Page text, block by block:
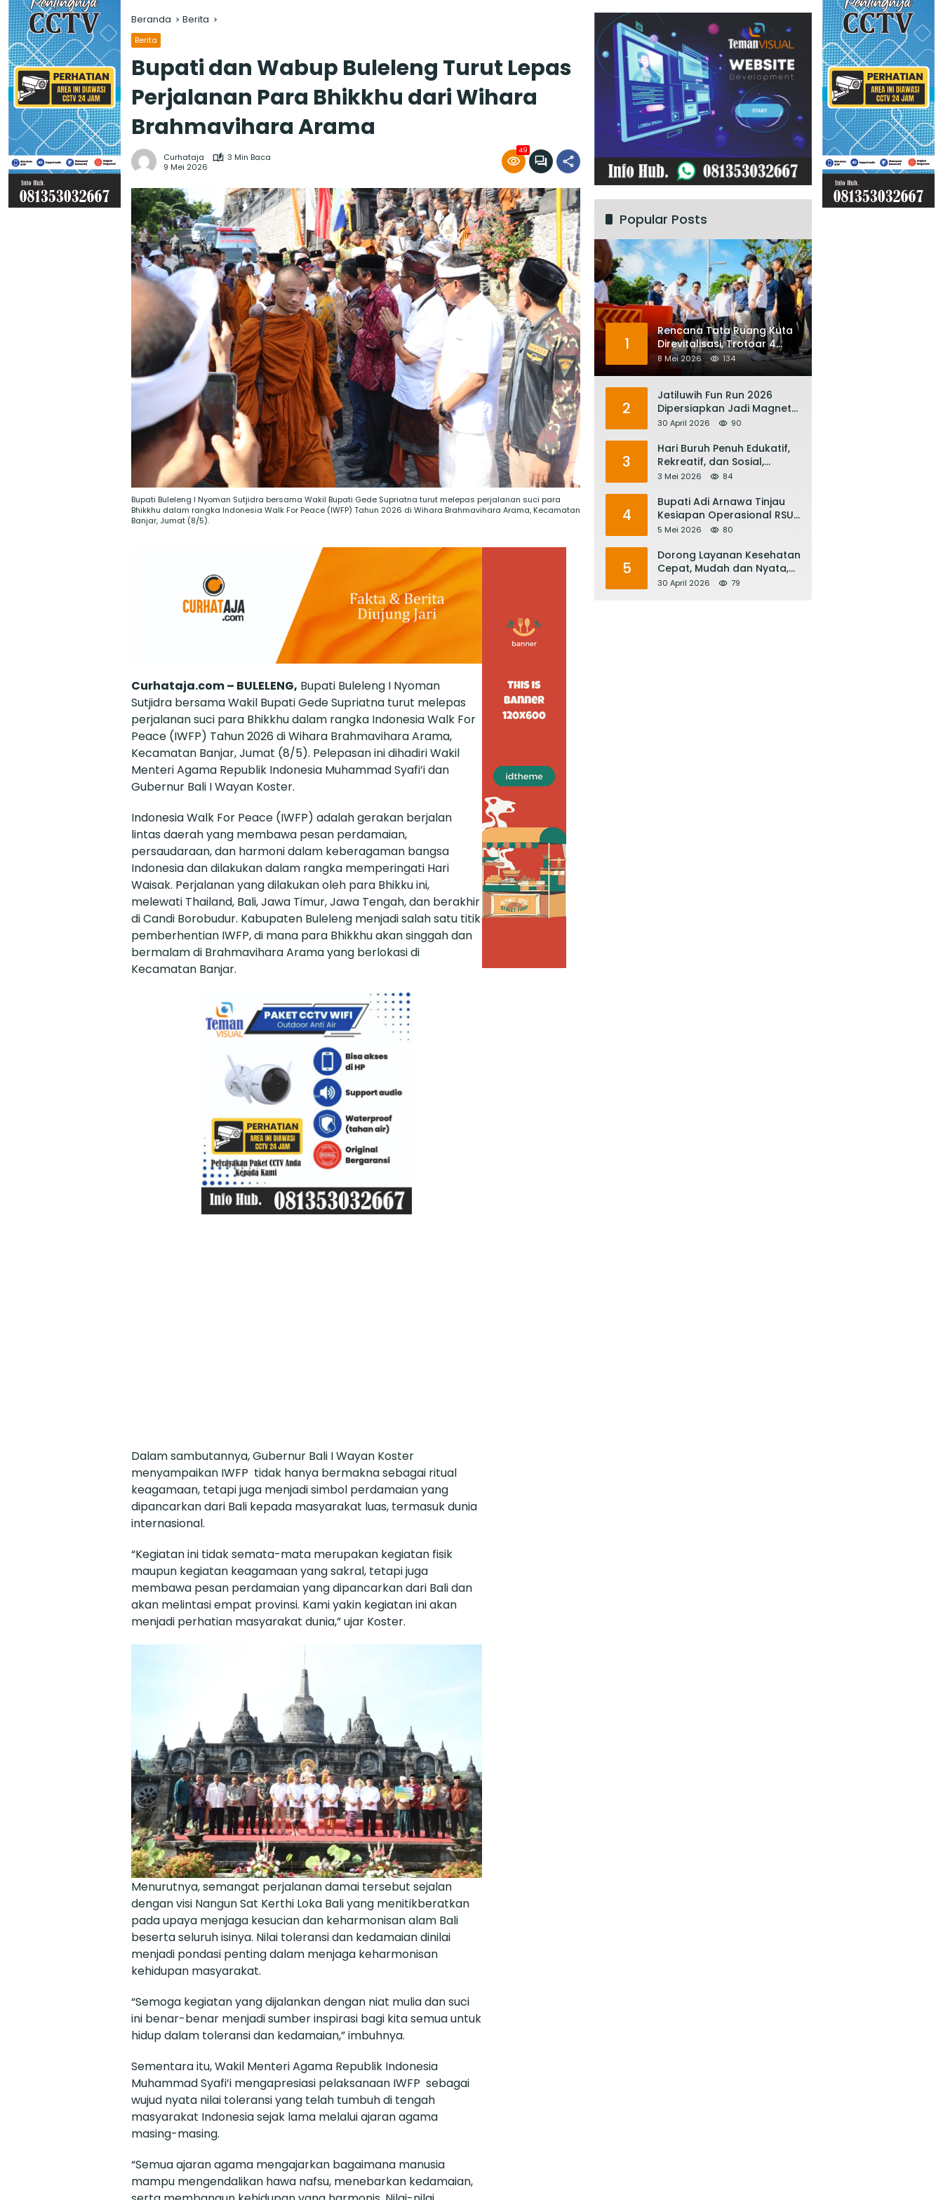
Beranda Berita
Berita
Bupati dan Wabup Buleleng Turut Lepas
Perjalanan Para Bhikkhu dari Wihara
Brahmavihara Arama
Curhataja
3 Min Baca
9 Mei 2026
49
Bupati Buleleng I Nyoman Sutjidra bersama Wakil Bupati Gede Supriatna turut melepas perjalanan suci para
Bhikkhu dalam rangka Indonesia Walk For Peace (IWFP) Tahun 2026 di Wihara Brahmavihara Arama, Kecamatan
Banjar, Jumat (8/5).
Curhataja.com – BULELENG, Bupati Buleleng I Nyoman
Sutjidra bersama Wakil Bupati Gede Supriatna turut melepas
perjalanan suci para Bhikkhu dalam rangka Indonesia Walk For
Peace (IWFP) Tahun 2026 di Wihara Brahmavihara Arama,
Kecamatan Banjar, Jumat (8/5). Pelepasan ini dihadiri Wakil
Menteri Agama Republik Indonesia Muhammad Syafi’i dan
Gubernur Bali I Wayan Koster.
Indonesia Walk For Peace (IWFP) adalah gerakan berjalan
lintas daerah yang membawa pesan perdamaian,
persaudaraan, dan harmoni dalam keberagaman bangsa
Indonesia dan dilakukan dalam rangka memperingati Hari
Waisak. Perjalanan yang dilakukan oleh para Bhikku ini,
melewati Thailand, Bali, Jawa Timur, Jawa Tengah, dan berakhir
di Candi Borobudur. Kabupaten Buleleng menjadi salah satu titik
pemberhentian IWFP, di mana para Bhikkhu akan singgah dan
bermalam di Brahmavihara Arama yang berlokasi di
Kecamatan Banjar.
Dalam sambutannya, Gubernur Bali I Wayan Koster
menyampaikan IWFP tidak hanya bermakna sebagai ritual
keagamaan, tetapi juga menjadi simbol perdamaian yang
dipancarkan dari Bali kepada masyarakat luas, termasuk dunia
internasional.
“Kegiatan ini tidak semata-mata merupakan kegiatan fisik
maupun kegiatan keagamaan yang sakral, tetapi juga
membawa pesan perdamaian yang dipancarkan dari Bali dan
akan melintasi empat provinsi. Kami yakin kegiatan ini akan
menjadi perhatian masyarakat dunia,” ujar Koster.
Menurutnya, semangat perjalanan damai tersebut sejalan
dengan visi Nangun Sat Kerthi Loka Bali yang menitikberatkan
pada upaya menjaga kesucian dan keharmonisan alam Bali
beserta seluruh isinya. Nilai toleransi dan kedamaian dinilai
menjadi pondasi penting dalam menjaga keharmonisan
kehidupan masyarakat.
“Semoga kegiatan yang dijalankan dengan niat mulia dan suci
ini benar-benar menjadi sumber inspirasi bagi kita semua untuk
hidup dalam toleransi dan kedamaian,” imbuhnya.
Sementara itu, Wakil Menteri Agama Republik Indonesia
Muhammad Syafi’i mengapresiasi pelaksanaan IWFP sebagai
wujud nyata nilai toleransi yang telah tumbuh di tengah
masyarakat Indonesia sejak lama melalui ajaran agama
masing-masing.
“Semua ajaran agama mengajarkan bagaimana manusia
mampu mengendalikan hawa nafsu, menebarkan kedamaian,
Popular Posts
1
Rencana Tata Ruang Kuta
Direvitalisasi, Trotoar 4
Meter dan Integrasi
Transportasi Listrik
8 Mei 2026 134
2
Jatiluwih Fun Run 2026
Dipersiapkan Jadi Magnet
Pariwisata Internasional,
Pariwisata Bali
30 April 2026 90
3
Hari Buruh Penuh Edukatif,
Rekreatif, dan Sosial,
Gubernur Koster: Matur
Mesin Ekonomi Bali
3 Mei 2026 84
4
Bupati Adi Arnawa Tinjau
Kesiapan Operasional RSUD
Giri Asih, Harapkan Jadi RS
5 Mei 2026 80
5
Dorong Layanan Kesehatan
Cepat, Mudah dan Nyata,
Bupati Adi Arnawa Evaluasi
30 April 2026 79